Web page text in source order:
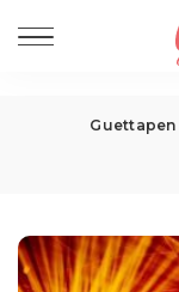
Guettapen